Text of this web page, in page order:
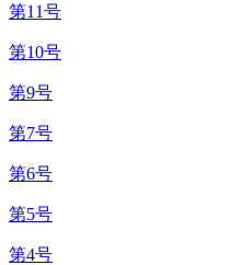
第11号
第10号
第9号
第7号
第6号
第5号
第4号